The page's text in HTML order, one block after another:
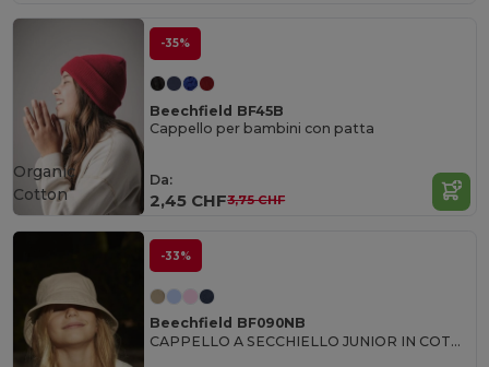
-35%
Beechfield BF45B
Cappello per bambini con patta
Da:
2,45 CHF3,75 CHF
Organic
Cotton
-33%
Beechfield BF090NB
CAPPELLO A SECCHIELLO JUNIOR IN COTONE BIOLOGICO